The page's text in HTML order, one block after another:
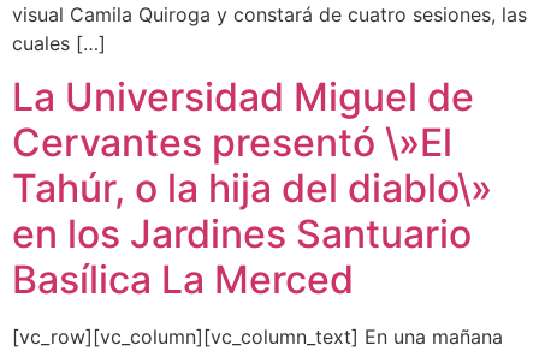
visual Camila Quiroga y constará de cuatro sesiones, las
cuales […]
La Universidad Miguel de
Cervantes presentó \»El
Tahúr, o la hija del diablo\»
en los Jardines Santuario
Basílica La Merced
[vc_row][vc_column][vc_column_text] En una mañana